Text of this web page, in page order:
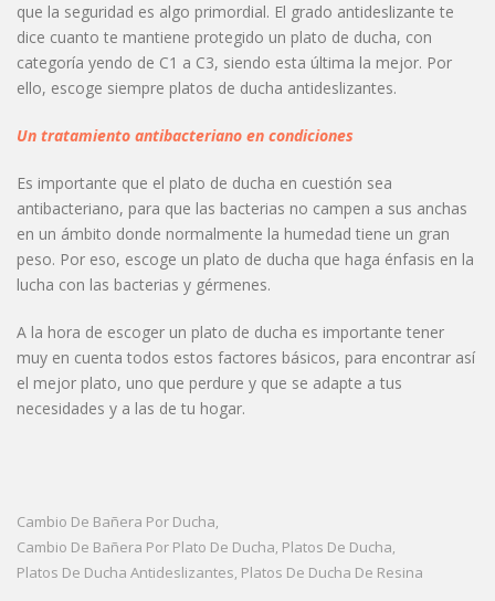
que la seguridad es algo primordial. El grado antideslizante te
dice cuanto te mantiene protegido un plato de ducha, con
categoría yendo de C1 a C3, siendo esta última la mejor. Por
ello, escoge siempre platos de ducha antideslizantes.
Un tratamiento antibacteriano en condiciones
Es importante que el plato de ducha en cuestión sea
antibacteriano, para que las bacterias no campen a sus anchas
en un ámbito donde normalmente la humedad tiene un gran
peso. Por eso, escoge un plato de ducha que haga énfasis en la
lucha con las bacterias y gérmenes.
A la hora de escoger un plato de ducha es importante tener
muy en cuenta todos estos factores básicos, para encontrar así
el mejor plato, uno que perdure y que se adapte a tus
necesidades y a las de tu hogar.
Cambio De Bañera Por Ducha,
Cambio De Bañera Por Plato De Ducha, Platos De Ducha,
Platos De Ducha Antideslizantes, Platos De Ducha De Resina